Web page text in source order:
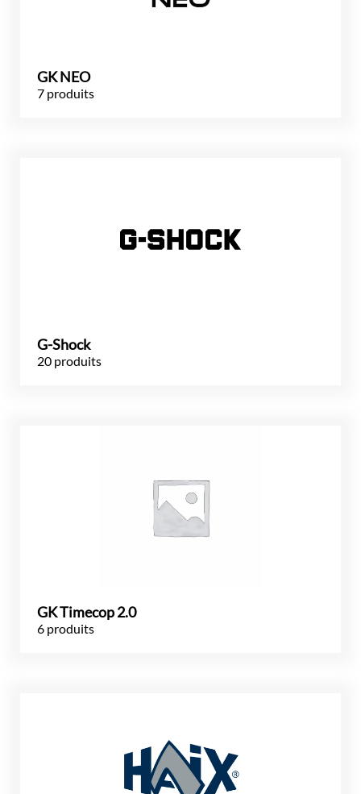
GK NEO
7 produits
G-Shock
20 produits
GK Timecop 2.0
6 produits